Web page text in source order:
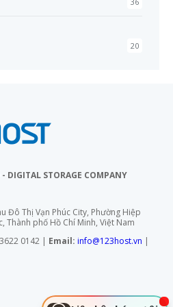
20
DIGITAL STORAGE COMPANY
Đô Thị Vạn Phúc City, Phường Hiệp
Thành phố Hồ Chí Minh, Việt Nam
0142 | Email: info@123host.vn |